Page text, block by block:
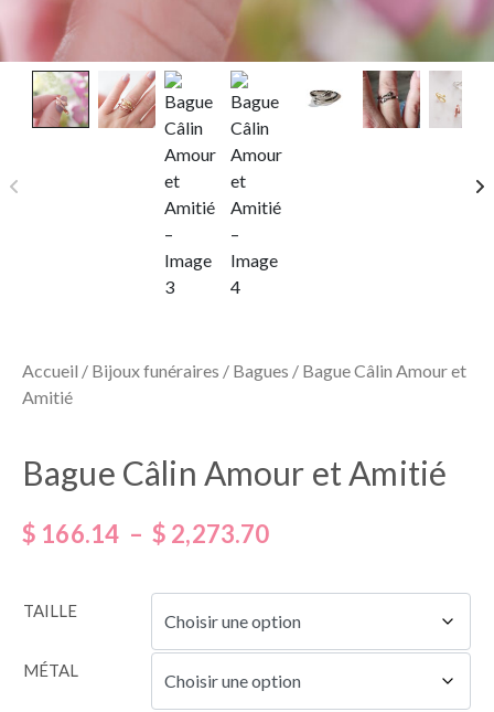
Accueil / Bijoux funéraires / Bagues / Bague Câlin Amour et
Amitié
Bague Câlin Amour et Amitié
$ 166.14 – $ 2,273.70
TAILLE
MÉTAL